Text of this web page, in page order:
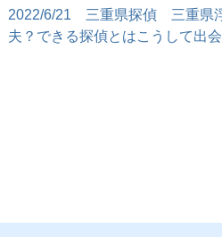
2022/6/21
三重県探偵 三重県
夫？できる探偵とはこうして出会